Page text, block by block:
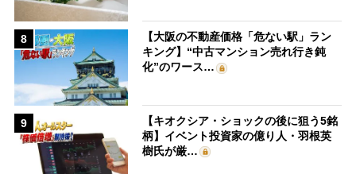
8
【大阪の不動産価格「危ない駅」ラン
キング】“中古マンション売れ行き鈍
化”のワース…
9
【キオクシア・ショックの後に狙う5銘
柄】イベント投資家の億り人・羽根英
樹氏が厳…